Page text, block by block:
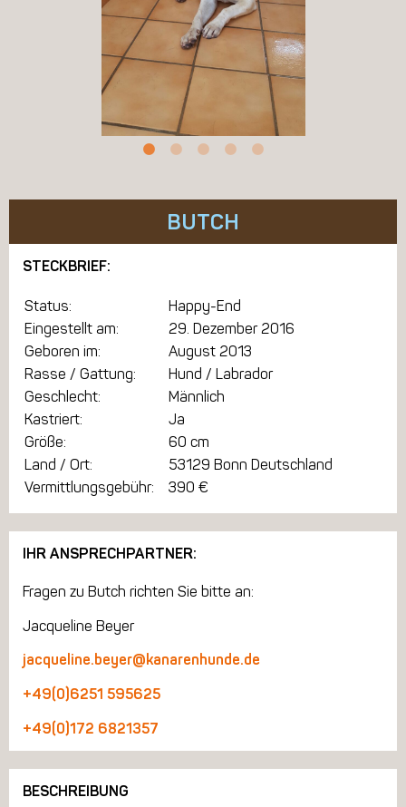
BUTCH
STECKBRIEF:
Status:
Happy-End
Eingestellt am:
29. Dezember 2016
Geboren im:
August 2013
Rasse / Gattung:
Hund / Labrador
Geschlecht:
Männlich
Kastriert:
Ja
Größe:
60 cm
Land / Ort:
53129 Bonn Deutschland
Vermittlungsgebühr:
390 €
IHR ANSPRECHPARTNER:
Fragen zu Butch richten Sie bitte an:
Jacqueline Beyer
jacqueline.beyer@kanarenhunde.de
+49(0)6251 595625
+49(0)172 6821357
BESCHREIBUNG